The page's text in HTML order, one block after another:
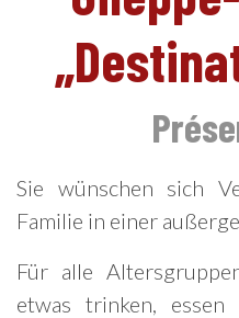
Sie wünschen sich
Familie in einer
Für alle
etwas trinken,